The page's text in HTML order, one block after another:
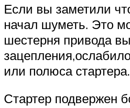
Если вы заметили
начал шуметь. Это
шестерня привода
или полюса стартера.
Стартер подвержен